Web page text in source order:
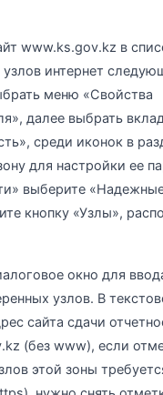
www.ks.gov.kz в
узлов интернет
меню «Свойства
далее выбрать
среди иконок в
для настройки ее
выберите
кнопку «Узлы»,
окно для
узлов. В
сайта сдачи
(без www), если
этой зоны